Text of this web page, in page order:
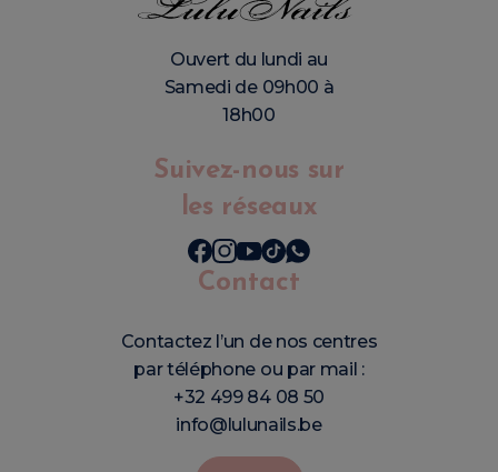
Ouvert du lundi au
Samedi de 09h00 à
18h00
Suivez-nous sur
les réseaux
Contact
Contactez l’un de nos centres
par téléphone ou par mail :
+32 499 84 08 50
info@lulunails.be